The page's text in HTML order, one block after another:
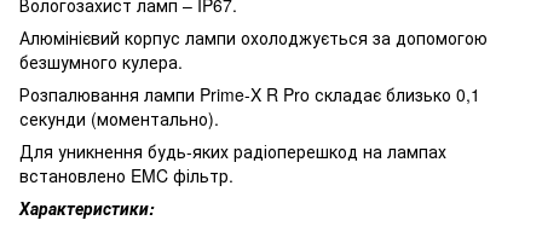
Алюмінієвий корпус лампи охолоджується за допомогою
безшумного кулера.
Розпалювання лампи Prime-X R Pro складає близько 0,1
секунди (моментально).
Для уникнення будь-яких радіоперешкод на лампах
встановлено EMC фільтр.
Характеристики: